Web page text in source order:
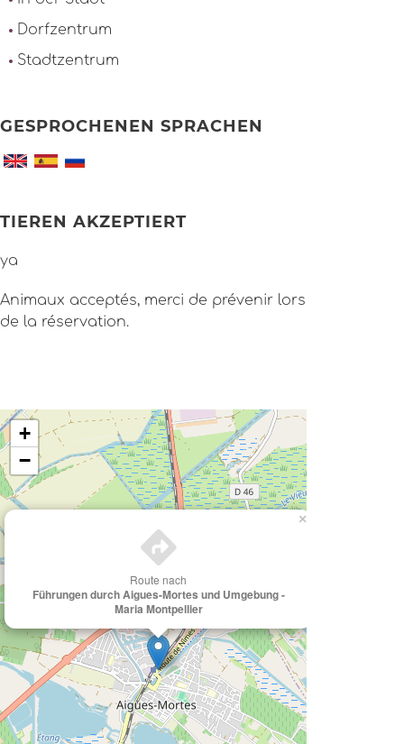
Dorfzentrum
Stadtzentrum
GESPROCHENEN SPRACHEN
TIEREN AKZEPTIERT
ya
Animaux acceptés, merci de prévenir lors
de la réservation.
Route nach
Führungen durch Aigues-Mortes und Umgebung -
Maria Montpellier
×
+
−